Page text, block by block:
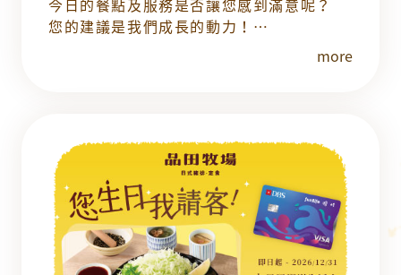
今日的餐點及服務是否讓您感到滿意呢？
您的建議是我們成長的動力！
more